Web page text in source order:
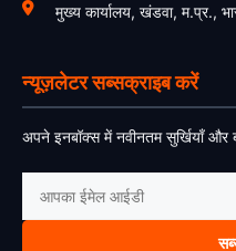
मुख्य कार्यालय, खंडवा, म.प्र.,
न्यूज़लेटर सब्सक्राइब करें
अपने इनबॉक्स में नवीनतम सुर्खियाँ और